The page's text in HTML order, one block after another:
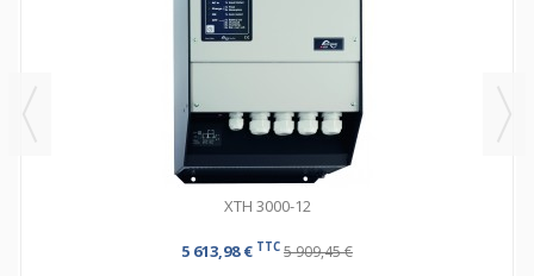
XTH 3000-12
5 613,98 € TTC 5 909,45 €